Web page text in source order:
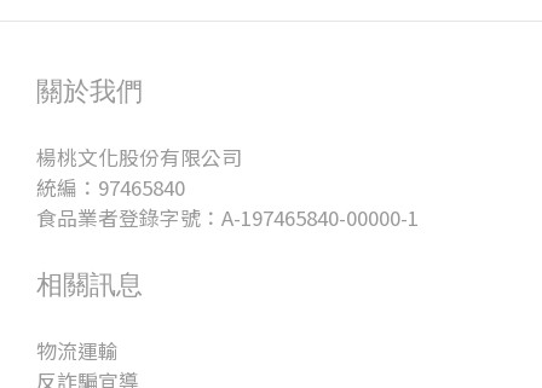
關於我們
楊桃文化股份有限公司
統編：97465840
食品業者登錄字號：A-197465840-00000-1
相關訊息
物流運輸
反詐騙宣導